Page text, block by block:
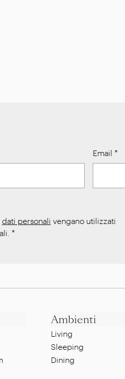
Email *
dati personali vengano utilizzati
*
Ambienti
Living
Sleeping
Dining